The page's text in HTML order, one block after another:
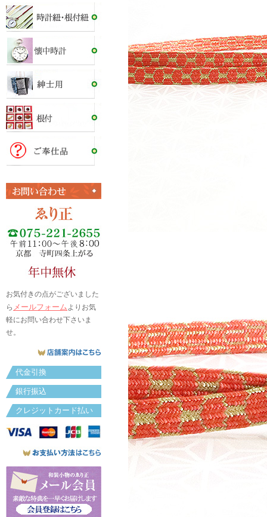
お気付きの点がございました
ら メールフォームよりお気
軽にお問い合わせ下さいま
せ。
代金引換
銀行振込
クレジットカード払い